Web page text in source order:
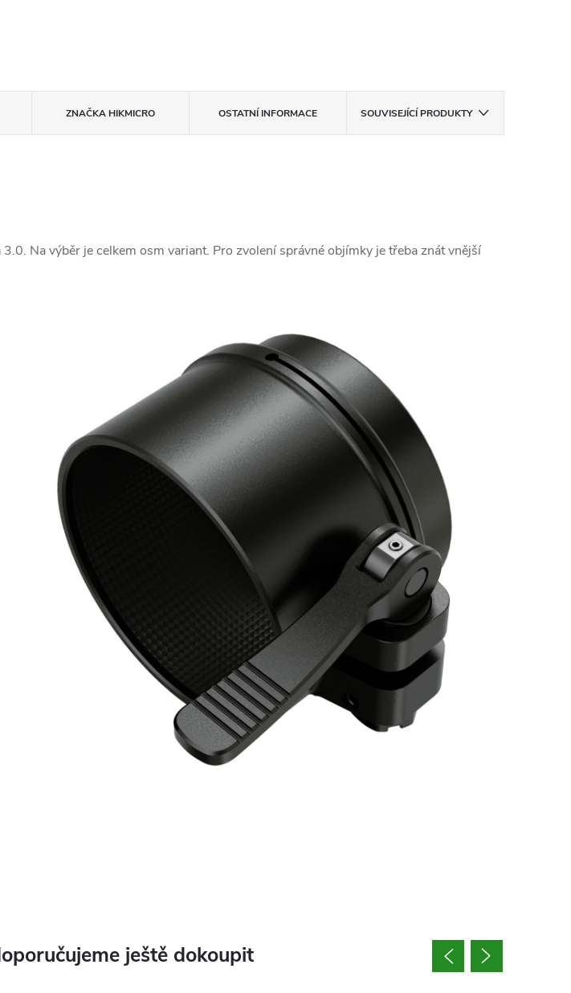
ZNAČKAHIKMICRO OSTATNÍ INFORMACE SOUVISEJÍCÍ PRODUKTY
Na výběr je celkem osm variant. Pro zvolení správné objímky je třeba znát vnější
ještě dokoupit